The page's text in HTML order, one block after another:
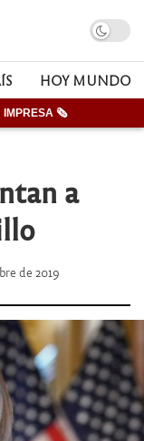
HOY MUNDO
IMPRESA 🗞
a
de 2019